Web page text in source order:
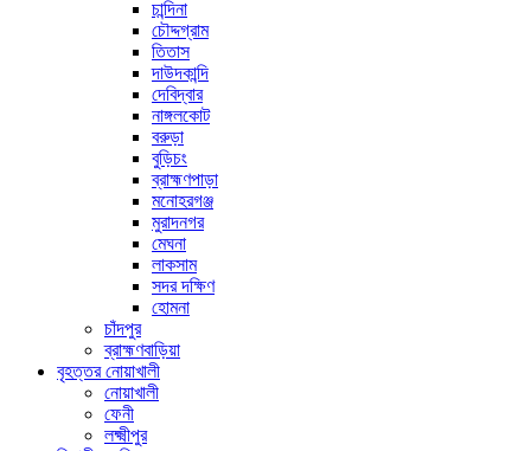
চান্দিনা
চৌদ্দগ্রাম
তিতাস
দাউদকান্দি
দেবিদ্বার
নাঙ্গলকোট
বরুড়া
বুড়িচং
ব্রাহ্মণপাড়া
মনোহরগঞ্জ
মুরাদনগর
মেঘনা
লাকসাম
সদর দক্ষিণ
হোমনা
চাঁদপুর
ব্রাহ্মণবাড়িয়া
বৃহত্তর নোয়াখালী
নোয়াখালী
ফেনী
লক্ষ্মীপুর